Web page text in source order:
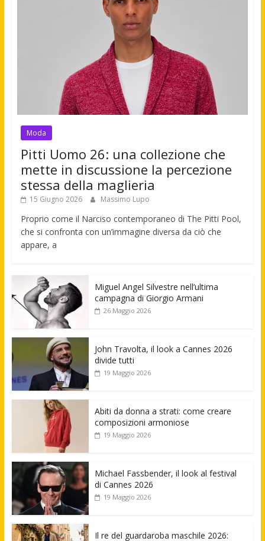
Moda
Pitti Uomo 26: una collezione che
mette in discussione la percezione
stessa della maglieria
15 Giugno 2026 Massimo Lupo
Proprio come il Narciso contemporaneo di The Pitti Pool,
che si confronta con un’immagine diversa da ciò che
appare, a
Miguel Angel Silvestre nell’ultima
campagna di Giorgio Armani
26 Maggio 2026
John Travolta, il look a Cannes 2026
divide tutti
19 Maggio 2026
Abiti da donna a strati: come creare
composizioni armoniose
19 Maggio 2026
Michael Fassbender, il look al festival
di Cannes 2026
19 Maggio 2026
Il re del guardaroba maschile 2026: